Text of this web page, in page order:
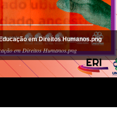
em Direitos Humanos.png
em Direitos Humanos.png